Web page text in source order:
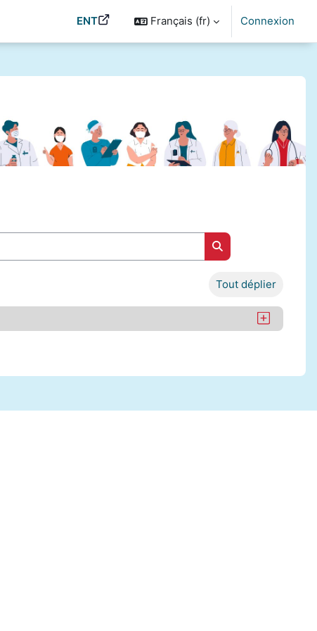
ENT Français ‎(fr)‎ Connexion
Rechercher des
Tout déplier